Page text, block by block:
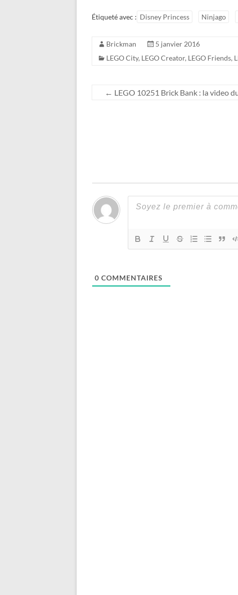
Étiqueté avec : Disney Princess Ninjago
Brickman
5 janvier 2016
LEGO City, LEGO Creator, LEGO Friends,
← LEGO 10251 Brick Bank : la video
0 COMMENTAIRES